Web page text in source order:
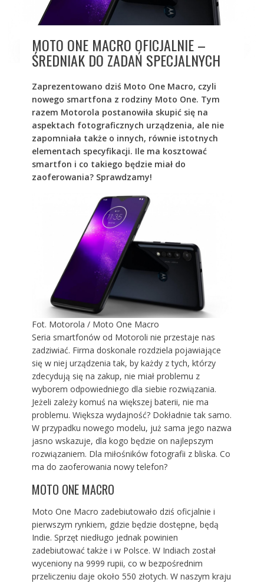
MOTO ONE MACRO OFICJALNIE –
ŚREDNIAK DO ZADAŃ SPECJALNYCH
Zaprezentowano dziś Moto One Macro, czyli
nowego smartfona z rodziny Moto One. Tym
razem Motorola postanowiła skupić się na
aspektach fotograficznych urządzenia, ale nie
zapomniała także o innych, równie istotnych
elementach specyfikacji. Ile ma kosztować
smartfon i co takiego będzie miał do
zaoferowania? Sprawdzamy!
Fot. Motorola / Moto One Macro
Seria smartfonów od Motoroli nie przestaje nas
zadziwiać. Firma doskonale rozdziela pojawiające
się w niej urządzenia tak, by każdy z tych, którzy
zdecydują się na zakup, nie miał problemu z
wyborem odpowiedniego dla siebie rozwiązania.
Jeżeli zależy komuś na większej baterii, nie ma
problemu. Większa wydajność? Dokładnie tak samo.
W przypadku nowego modelu, już sama jego nazwa
jasno wskazuje, dla kogo będzie on najlepszym
rozwiązaniem. Dla miłośników fotografii z bliska. Co
ma do zaoferowania nowy telefon?
MOTO ONE MACRO
Moto One Macro zadebiutowało dziś oficjalnie i
pierwszym rynkiem, gdzie będzie dostępne, będą
Indie. Sprzęt niedługo jednak powinien
zadebiutować także i w Polsce. W Indiach został
wyceniony na 9999 rupii, co w bezpośrednim
przeliczeniu daje około 550 złotych. W naszym kraju